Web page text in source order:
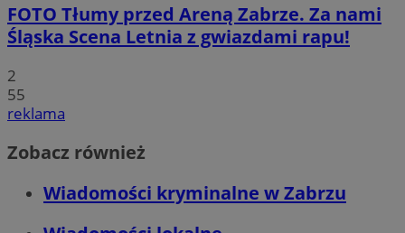
FOTO Tłumy przed Areną Zabrze. Za nami
Śląska Scena Letnia z gwiazdami rapu!
2
55
reklama
Zobacz również
Wiadomości kryminalne w Zabrzu